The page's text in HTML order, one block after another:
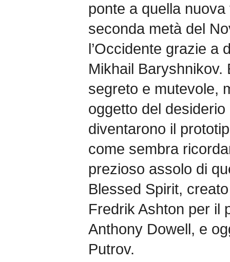
ponte a quella
seconda metà del
l’Occidente grazie a
Mikhail Baryshnikov.
segreto e mutevole,
oggetto del
diventarono il
come sembra
prezioso assolo di
Blessed Spirit,
Fredrik Ashton per il
Anthony Dowell, e
Putrov.